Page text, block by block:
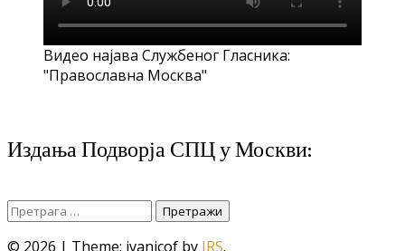
Видео најава Службеног Гласника:
"Православна Москва"
Издања Подворја СПЦ у Москви:
Претрага
за:
© 2026 | Theme: ivanicof by JRS.